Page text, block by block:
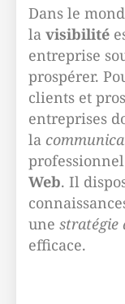
Dans le
la visibilité
entreprise
prospérer.
clients et
entreprises
la
Web. Il
une stratégie
efficace.